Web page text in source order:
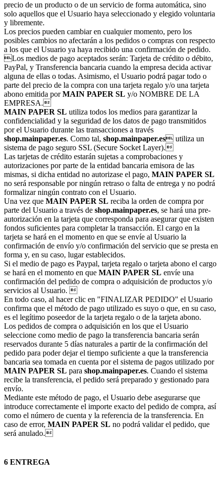
precio de un producto o de un servicio de forma automática, sino
solo aquellos que el Usuario haya seleccionado y elegido voluntaria
y libremente.
Los precios pueden cambiar en cualquier momento, pero los
posibles cambios no afectarán a los pedidos o compras con respecto
a los que el Usuario ya haya recibido una confirmación de pedido.
Los medios de pago aceptados serán: Tarjeta de crédito o débito,
PayPal, y Transferencia bancaria cuando la empresa decida activar
alguna de ellas o todas. Asimismo, el Usuario podrá pagar todo o
parte del precio de la compra con una tarjeta regalo y/o una tarjeta
abono emitida porMAIN PAPER SL y/o NOMBRE DE LA
EMPRESA.
MAIN PAPER SL utiliza todos los medios para garantizar la
confidencialidad y la seguridad de los datos de pago transmitidos
por el Usuario durante las transacciones a través
shop.mainpaper.es. Como tal, shop.mainpaper.es utiliza un
sistema de pago seguro SSL (Secure Socket Layer).
Las tarjetas de crédito estarán sujetas a comprobaciones y
autorizaciones por parte de la entidad bancaria emisora de las
mismas, si dicha entidad no autorizase el pago, MAIN PAPER SL
no será responsable por ningún retraso o falta de entrega y no podrá
formalizar ningún contrato con el Usuario.
Una vez que MAIN PAPER SL reciba la orden de compra por
parte del Usuario a través de shop.mainpaper.es, se hará una pre-
autorización en la tarjeta que corresponda para asegurar que existen
fondos suficientes para completar la transacción. El cargo en la
tarjeta se hará en el momento en que se envíe al Usuario la
confirmación de envío y/o confirmación del servicio que se presta en
forma y, en su caso, lugar establecidos.
Si el medio de pago es Paypal, tarjeta regalo o tarjeta abono el cargo
se hará en el momento en que MAIN PAPER SL envíe una
confirmación del pedido de compra o adquisición de productos y/o
servicios al Usuario. 
En todo caso, al hacer clic en "FINALIZAR PEDIDO" el Usuario
confirma que el método de pago utilizado es suyo o que, en su caso,
es el legítimo poseedor de la tarjeta regalo o de la tarjeta abono.
Los pedidos de compra o adquisición en los que el Usuario
seleccione como medio de pago la transferencia bancaria serán
reservados durante 5 días naturales a partir de la confirmación del
pedido para poder dejar el tiempo suficiente a que la transferencia
bancaria sea tomada en cuenta por el sistema de pagos utilizado por
MAIN PAPER SL para shop.mainpaper.es. Cuando el sistema
recibe la transferencia, el pedido será preparado y gestionado para
envío.
Mediante este método de pago, el Usuario debe asegurarse que
introduce correctamente el importe exacto del pedido de compra, así
como el número de cuenta y la referencia de la transferencia. En
caso de error, MAIN PAPER SL no podrá validar el pedido, que
será anulado.
6 ENTREGA